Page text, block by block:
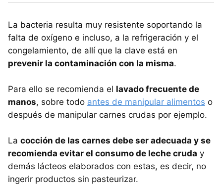
La bacteria resulta muy resistente soportando la
falta de oxígeno e incluso, a la refrigeración y el
congelamiento, de allí que la clave está en
prevenir la contaminación con la misma.
Para ello se recomienda el lavado frecuente de
manos, sobre todo antes de manipular alimentos o
después de manipular carnes crudas por ejemplo.
La cocción de las carnes debe ser adecuada y se
recomienda evitar el consumo de leche cruda y
demás lácteos elaborados con estas, es decir, no
ingerir productos sin pasteurizar.